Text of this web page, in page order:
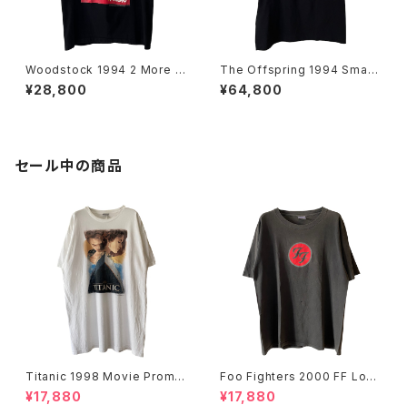
Woodstock 1994 2 More D
ays Of Peace & Music Ban
d Tee
¥28,800
The Offspring 1994 Smas
h Band Tee
¥64,800
セール中の商品
Titanic 1998 Movie Promo
Tee White
¥17,880
Foo Fighters 2000 FF Log
o Band Tee
¥17,880